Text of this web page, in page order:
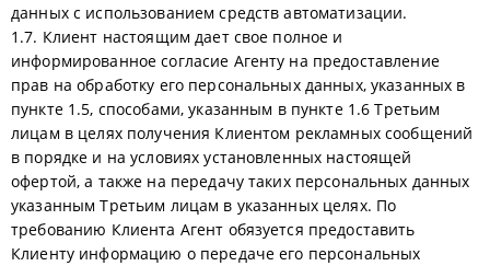
данных с использованием средств автоматизации.
1.7. Клиент настоящим дает свое полное и
информированное согласие Агенту на предоставление
прав на обработку его персональных данных, указанных в
пункте 1.5, способами, указанным в пункте 1.6 Третьим
лицам в целях получения Клиентом рекламных сообщений
в порядке и на условиях установленных настоящей
офертой, а также на передачу таких персональных данных
указанным Третьим лицам в указанных целях. По
требованию Клиента Агент обязуется предоставить
Клиенту информацию о передаче его персональных